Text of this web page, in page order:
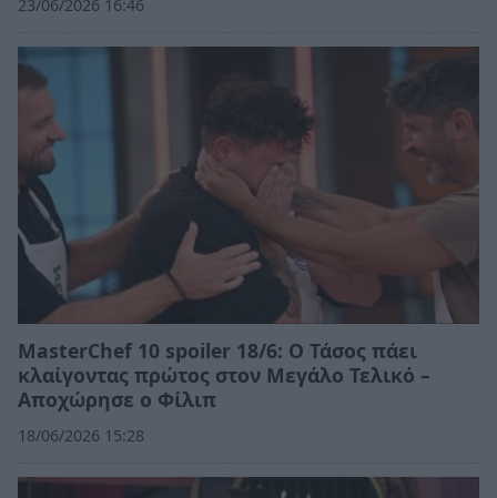
23/06/2026 16:46
MasterChef 10 spoiler 18/6: Ο Τάσος πάει
κλαίγοντας πρώτος στον Μεγάλο Τελικό –
Αποχώρησε ο Φίλιπ
18/06/2026 15:28